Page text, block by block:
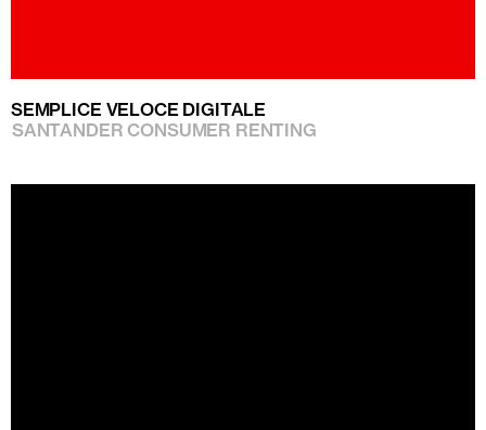
SEMPLICE VELOCE DIGITALE
SANTANDER CONSUMER RENTING